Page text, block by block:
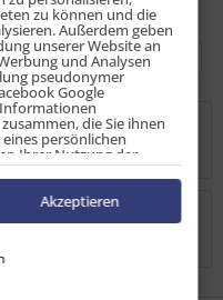
zu können und die
Außerdem geben
unserer Website an
und Analysen
pseudonymer
Google
die Sie ihnen
persönlichen
Ihrer Nutzung der
anderer
von Cookies und Pixeln
Sie auf den
und dort die
unsere Partner:
auf einem Endgerät
Akzeptieren